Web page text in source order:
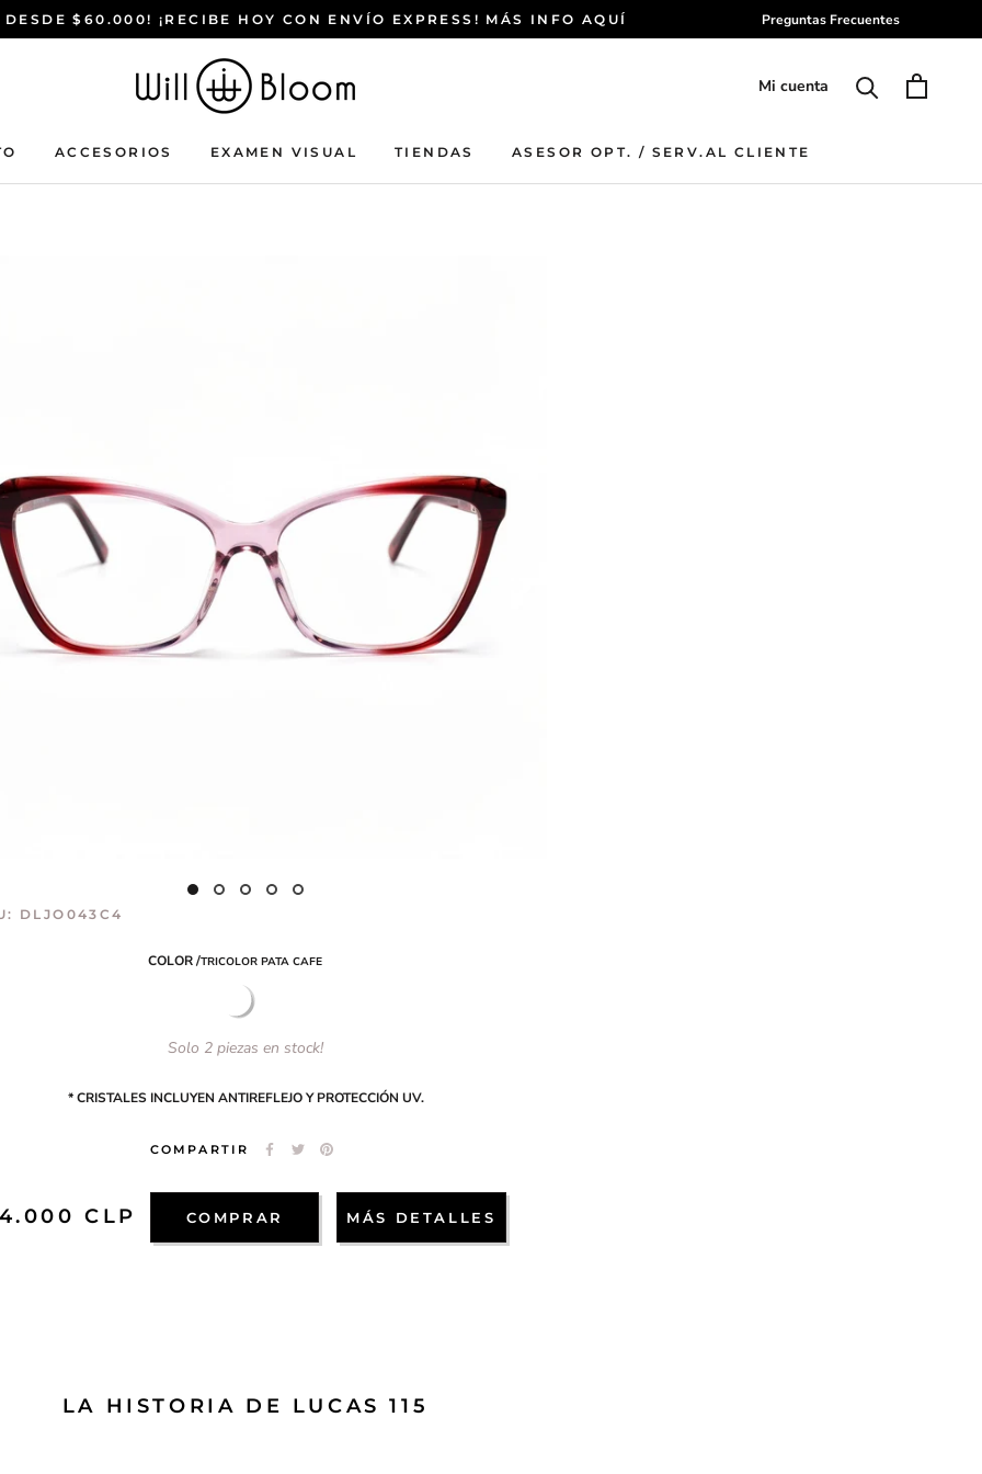
DESDE $60.000! ¡RECIBE HOY CON ENVÍO EXPRESS! MÁS INFO AQUÍ Preguntas Frecuentes
ACCESORIOS
EXAMEN VISUAL
TIENDAS
ASESOR OPT. / SERV.AL CLIENTE
Mi cuenta
DLJO043C4
COLOR /TRICOLOR PATA CAFE
TRICOLOR
CAFE
Solo 2 piezas en stock!
* CRISTALES INCLUYEN ANTIREFLEJO Y PROTECCIÓN UV.
COMPARTIR
CLP COMPRAR MÁS DETALLES
LA HISTORIA DE LUCAS 115